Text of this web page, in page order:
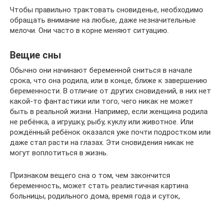
Чтобы правильно трактовать сновиденье, необходимо
обращать внимание на любые, даже незначительные
мелочи. Они часто в корне меняют ситуацию.
Вещие сны
Обычно они начинают беременной сниться в начале
срока, что она родила, или в конце, ближе к завершению
беременности. В отличие от других сновидений, в них нет
какой-то фантастики или того, чего никак не может
быть в реальной жизни. Например, если женщина родила
не ребёнка, а игрушку, рыбу, куклу или животное. Или
рождённый ребёнок оказался уже почти подростком или
даже стал расти на глазах. Эти сновидения никак не
могут воплотиться в жизнь.
Признаком вещего сна о том, чем закончится
беременность, может стать реалистичная картина
больницы, родильного дома, время года и суток,